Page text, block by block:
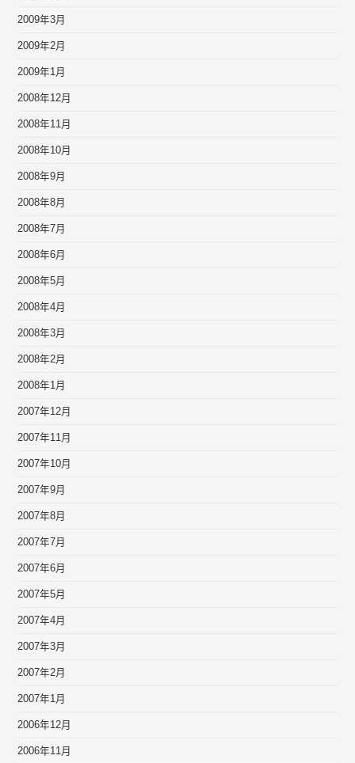
2009年3月
2009年2月
2009年1月
2008年12月
2008年11月
2008年10月
2008年9月
2008年8月
2008年7月
2008年6月
2008年5月
2008年4月
2008年3月
2008年2月
2008年1月
2007年12月
2007年11月
2007年10月
2007年9月
2007年8月
2007年7月
2007年6月
2007年5月
2007年4月
2007年3月
2007年2月
2007年1月
2006年12月
2006年11月